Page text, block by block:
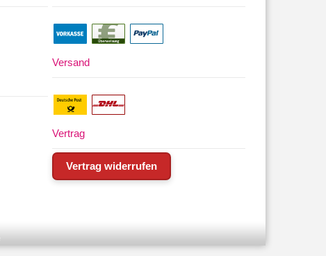
Versand
Vertrag
Vertrag widerrufen